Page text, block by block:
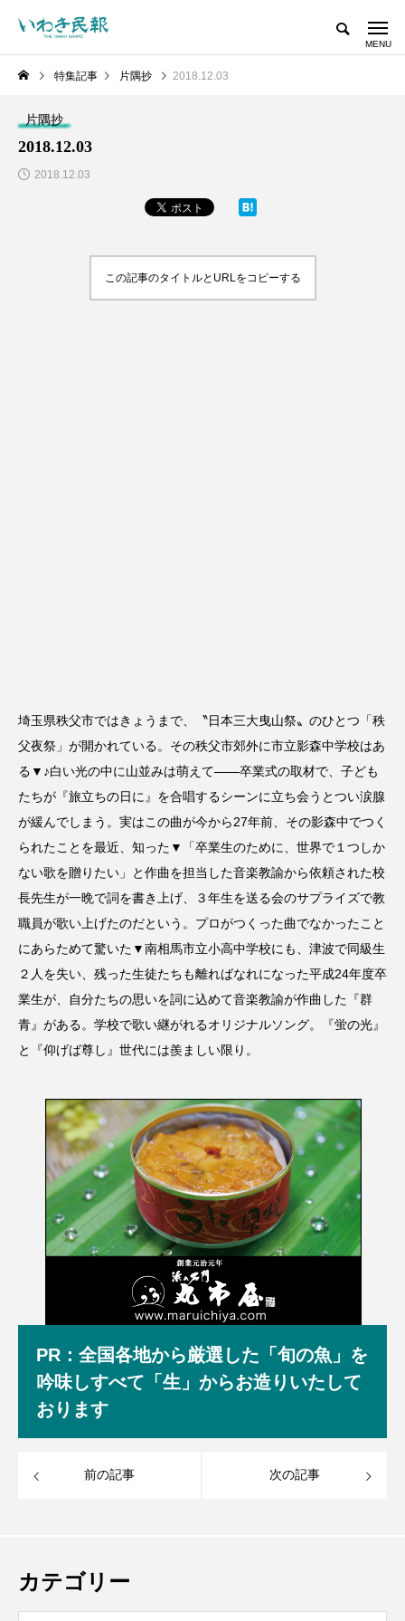
特集記事 片隅抄 2018.12.03
片隅抄
2018.12.03
2018.12.03
この記事のタイトルとURLをコピーする
埼玉県秩父市ではきょうまで、〝日本三大曳山祭〟のひとつ「秩
父夜祭」が開かれている。その秩父市郊外に市立影森中学校はあ
る▼♪白い光の中に山並みは萌えて――卒業式の取材で、子ども
たちが『旅立ちの日に』を合唱するシーンに立ち会うとつい涙腺
が緩んでしまう。実はこの曲が今から27年前、その影森中でつく
られたことを最近、知った▼「卒業生のために、世界で１つしか
ない歌を贈りたい」と作曲を担当した音楽教諭から依頼された校
長先生が一晩で詞を書き上げ、３年生を送る会のサプライズで教
職員が歌い上げたのだという。プロがつくった曲でなかったこと
にあらためて驚いた▼南相馬市立小高中学校にも、津波で同級生
２人を失い、残った生徒たちも離ればなれになった平成24年度卒
業生が、自分たちの思いを詞に込めて音楽教諭が作曲した『群
青』がある。学校で歌い継がれるオリジナルソング。『蛍の光』
と『仰げば尊し』世代には羨ましい限り。
PR：全国各地から厳選した「旬の魚」を
吟味しすべて「生」からお造りいたして
おります
前の記事 次の記事
カテゴリー